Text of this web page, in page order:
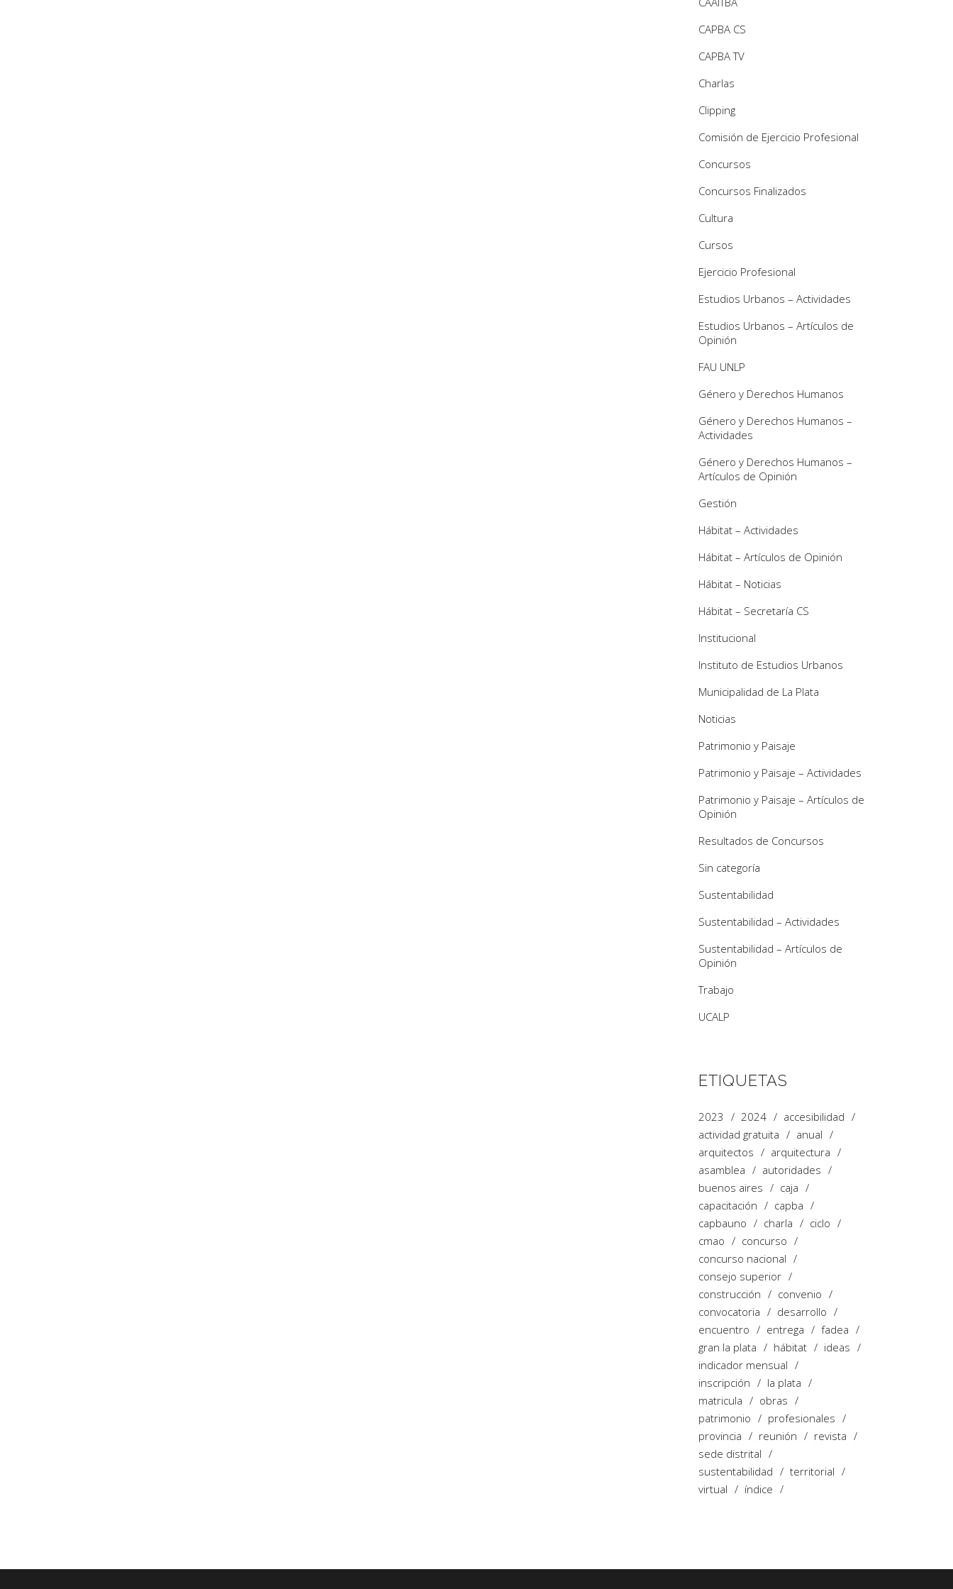
CAPBA CS
CAPBA TV
Charlas
Clipping
Comisión de Ejercicio Profesional
Concursos
Concursos Finalizados
Cultura
Cursos
Ejercicio Profesional
Estudios Urbanos – Actividades
Estudios Urbanos – Artículos de
Opinión
FAU UNLP
Género y Derechos Humanos
Género y Derechos Humanos –
Actividades
Género y Derechos Humanos –
Artículos de Opinión
Gestión
Hábitat – Actividades
Hábitat – Artículos de Opinión
Hábitat – Noticias
Hábitat – Secretaría CS
Institucional
Instituto de Estudios Urbanos
Municipalidad de La Plata
Noticias
Patrimonio y Paisaje
Patrimonio y Paisaje – Actividades
Patrimonio y Paisaje – Artículos de
Opinión
Resultados de Concursos
Sin categoría
Sustentabilidad
Sustentabilidad – Actividades
Sustentabilidad – Artículos de
Opinión
Trabajo
UCALP
ETIQUETAS
2023 2024
accesibilidad
actividad gratuita
anual
arquitectos
arquitectura
asamblea
autoridades
buenos aires
caja
capacitación
capba
capbauno
charla
ciclo
cmao
concurso
concurso nacional
consejo superior
construcción
convenio
convocatoria
desarrollo
encuentro
entrega
fadea
gran la plata
hábitat
ideas
indicador mensual
inscripción
la plata
matricula
obras
patrimonio
profesionales
provincia
reunión
revista
sede distrital
sustentabilidad
territorial
virtual
índice